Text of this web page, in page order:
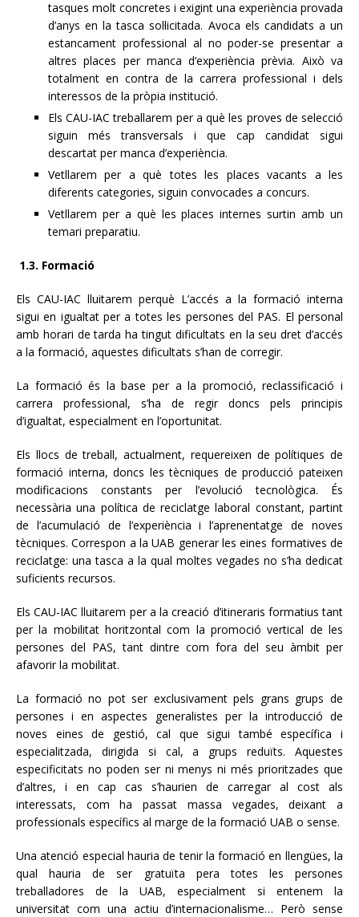
tasques molt concretes i exigint una experiència provada
d’anys en la tasca sol·licitada. Avoca els candidats a un
estancament professional al no poder-se presentar a
altres places per manca d’experiència prèvia. Això va
totalment en contra de la carrera professional i dels
interessos de la pròpia institució.
Els CAU-IAC treballarem per a què les proves de selecció
siguin més transversals i que cap candidat sigui
descartat per manca d’experiència.
Vetllarem per a què totes les places vacants a les
diferents categories, siguin convocades a concurs.
Vetllarem per a què les places internes surtin amb un
temari preparatiu.
1.3. Formació
Els CAU-IAC lluitarem perquè L’accés a la formació interna
sigui en igualtat per a totes les persones del PAS. El personal
amb horari de tarda ha tingut dificultats en la seu dret d’accés
a la formació, aquestes dificultats s’han de corregir.
La formació és la base per a la promoció, reclassificació i
carrera professional, s’ha de regir doncs pels principis
d’igualtat, especialment en l’oportunitat.
Els llocs de treball, actualment, requereixen de polítiques de
formació interna, doncs les tècniques de producció pateixen
modificacions constants per l’evolució tecnològica. És
necessària una política de reciclatge laboral constant, partint
de l’acumulació de l’experiència i l’aprenentatge de noves
tècniques. Correspon a la UAB generar les eines formatives de
reciclatge: una tasca a la qual moltes vegades no s’ha dedicat
suficients recursos.
Els CAU-IAC lluitarem per a la creació d’itineraris formatius tant
per la mobilitat horitzontal com la promoció vertical de les
persones del PAS, tant dintre com fora del seu àmbit per
afavorir la mobilitat.
La formació no pot ser exclusivament pels grans grups de
persones i en aspectes generalistes per la introducció de
noves eines de gestió, cal que sigui també específica i
especialitzada, dirigida si cal, a grups reduïts. Aquestes
especificitats no poden ser ni menys ni més prioritzades que
d’altres, i en cap cas s’haurien de carregar al cost als
interessats, com ha passat massa vegades, deixant a
professionals específics al marge de la formació UAB o sense.
Una atenció especial hauria de tenir la formació en llengües, la
qual hauria de ser gratuïta pera totes les persones
treballadores de la UAB,
especialment si entenem la
universitat com una actiu d’internacionalisme… Però sense